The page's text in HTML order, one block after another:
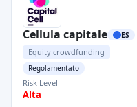
Cellula capitale ES
Equity crowdfunding
Regolamentato
Risk Level
Alta